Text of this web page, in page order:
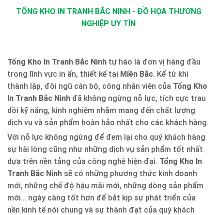
TỔNG KHO IN TRANH BẮC NINH - ĐỒ HỌA THƯƠNG
NGHIỆP UY TÍN
Tổng Kho In Tranh Bắc Ninh tự hào là đơn vị hàng đầu
trong lĩnh vực in ấn, thiết kế tại Miền Bắc. Kể từ khi
thành lập, đội ngũ cán bộ, công nhân viên của Tổng Kho
In Tranh Bắc Ninh đã không ngừng nỗ lực, tích cực trau
dồi kỹ năng, kinh nghiệm nhằm mang đến chất lượng
dịch vụ và sản phẩm hoàn hảo nhất cho các khách hàng.
Với nỗ lực không ngừng để đem lại cho quý khách hàng
sự hài lòng cũng như những dịch vụ sản phẩm tốt nhất
dựa trên nền tảng của công nghệ hiện đại. Tổng Kho In
Tranh Bắc Ninh sẽ có những phương thức kinh doanh
mới, những chế độ hậu mãi mới, những dòng sản phẩm
mới… ngày càng tốt hơn để bắt kịp sự phát triển của
nền kinh tế nói chung và sự thành đạt của quý khách